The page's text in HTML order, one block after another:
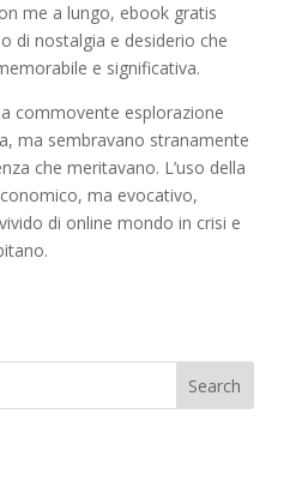
me a lungo, ebook gratis
di nostalgia e desiderio che
e significativa.
commovente esplorazione
ma sembravano stranamente
che meritavano. L’uso della
ma evocativo,
di online mondo in crisi e